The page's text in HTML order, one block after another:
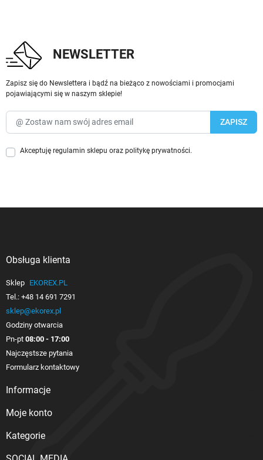
NEWSLETTER
Zapisz się do Newslettera i bądź na bieżąco z nowościami i promocjami
pojawiającymi się w naszym sklepie!
Akceptuję regulamin sklepu oraz politykę prywatności.
Obsługa klienta
Sklep EKOREX.PL
Tel.: +48 14 691 7291
sklep@ekorex.pl
Godziny otwarcia
Pn-pt 08:00 - 17:00
Najczęstsze pytania
Formularz kontaktowy
Informacje
Moje konto
Kategorie